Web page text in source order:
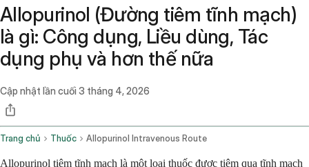
Allopurinol (Đường tiêm tĩnh mạch)
là gì: Công dụng, Liều dùng, Tác
dụng phụ và hơn thế nữa
Cập nhật lần cuối 3 tháng 4, 2026
Trang chủ Thuốc Allopurinol Intravenous Route
Allopurinol tiêm tĩnh mạch là một loại thuốc được tiêm qua tĩnh mạch